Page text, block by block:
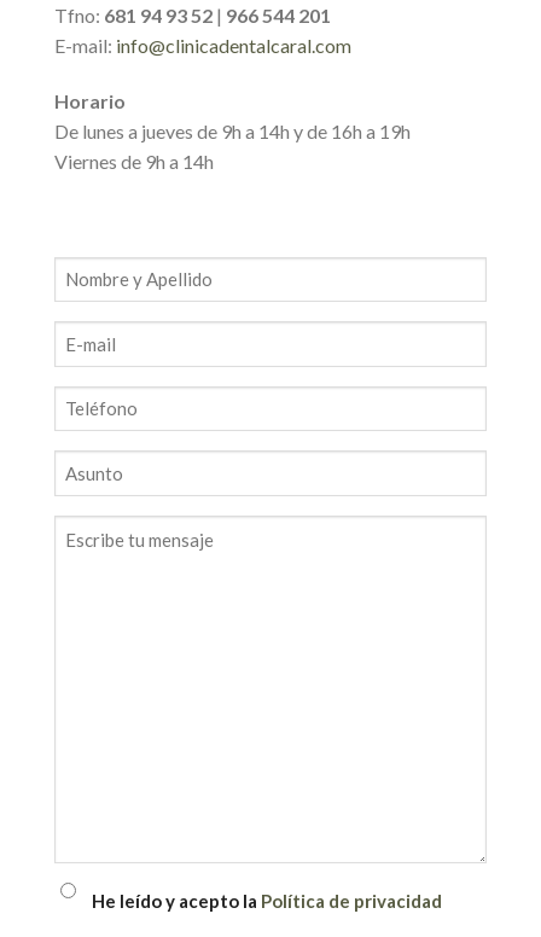
Tfno: 681 94 93 52| 966 544 201
E-mail: info@clinicadentalcaral.com
Horario
De lunes a jueves de 9h a 14h y de 16h a 19h
Viernes de 9h a 14h
Nombre
y
E-
mail
Teléfono
Asunto
Mensaje
PRIVACIDAD
He leído y acepto la Política de privacidad